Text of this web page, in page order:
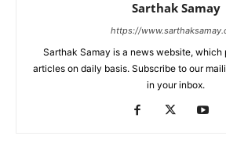
Sarthak Samay
https://
Sarthak Samay is a news website, which
articles on daily basis. Subscribe to our
in your inbox.